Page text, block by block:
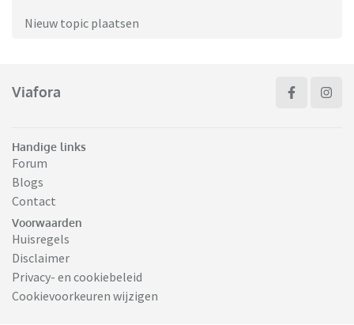
Nieuw topic plaatsen
Viafora
Handige links
Forum
Blogs
Contact
Voorwaarden
Huisregels
Disclaimer
Privacy- en cookiebeleid
Cookievoorkeuren wijzigen